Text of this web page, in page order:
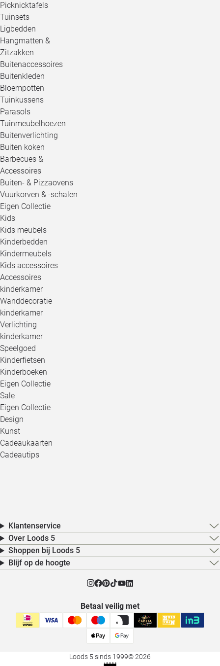
Picknicktafels
Tuinsets
Ligbedden
Hangmatten &
Zitzakken
Buitenaccessoires
Buitenkleden
Bloempotten
Tuinkussens
Parasols
Tuinmeubelhoezen
Buitenverlichting
Buiten koken
Barbecues &
Accessoires
Buiten- & Pizzaovens
Vuurkorven & -schalen
Eigen Collectie
Kids
Kids meubels
Kinderbedden
Kindermeubels
Kids accessoires
Accessoires
kinderkamer
Wanddecoratie
kinderkamer
Verlichting
kinderkamer
Speelgoed
Kinderfietsen
Kinderboeken
Eigen Collectie
Sale
Eigen Collectie
Design
Kunst
Cadeaukaarten
Cadeautips
Klantenservice
Over Loods 5
Shoppen bij Loods 5
Blijf op de hoogte
Betaal veilig met
Loods 5 sinds 1999© 2026